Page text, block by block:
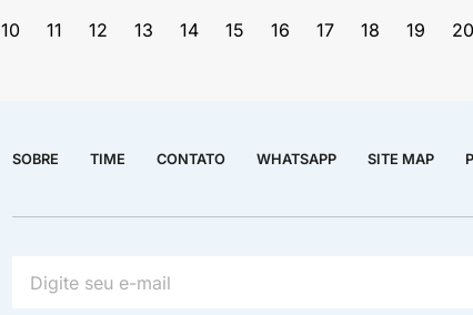
10 11 12 13 14 15 16 17 18 19 20
SOBRE TIME CONTATO WHATSAPP SITE MAP